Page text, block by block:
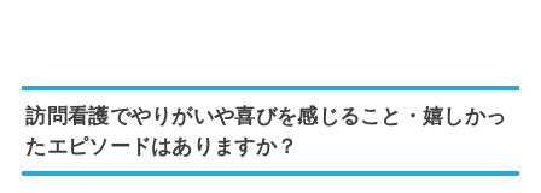
訪問看護でやりがいや喜びを感じること・嬉しかっ
たエピソードはありますか？